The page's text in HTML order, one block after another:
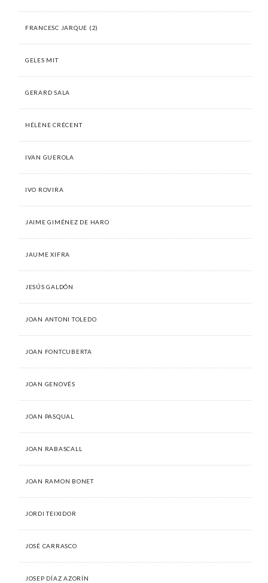
FRANCESC JARQUE (2)
GELES MIT
GERARD SALA
HÉLÈNE CRÉCENT
IVAN GUEROLA
IVO ROVIRA
JAIME GIMÉNEZ DE HARO
JAUME XIFRA
JESÚS GALDÓN
JOAN ANTONI TOLEDO
JOAN FONTCUBERTA
JOAN GENOVÉS
JOAN PASQUAL
JOAN RABASCALL
JOAN RAMON BONET
JORDI TEIXIDOR
JOSÉ CARRASCO
JOSEP DÍAZ AZORÍN